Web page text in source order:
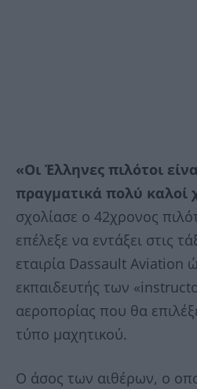
«Οι Έλληνες πιλότοι
πραγματικά πολύ καλοί
σχολίασε ο 42χρονος
επέλεξε να εντάξει στις
εταιρία Dassault Aviation
εκπαιδευτής των
αεροπορίας που θα
τύπο μαχητικού.
Ο άσος των αιθέρων, ο